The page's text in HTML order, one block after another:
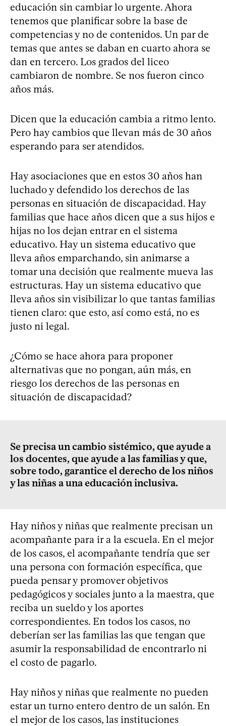
educación sin cambiar lo urgente. Ahora
tenemos que planificar sobre la base de
competencias y no de contenidos. Un par de
temas que antes se daban en cuarto ahora se
dan en tercero. Los grados del liceo
cambiaron de nombre. Se nos fueron cinco
años más.
Dicen que la educación cambia a ritmo lento.
Pero hay cambios que llevan más de 30 años
esperando para ser atendidos.
Hay asociaciones que en estos 30 años han
luchado y defendido los derechos de las
personas en situación de discapacidad. Hay
familias que hace años dicen que a sus hijos e
hijas no los dejan entrar en el sistema
educativo. Hay un sistema educativo que
lleva años emparchando, sin animarse a
tomar una decisión que realmente mueva las
estructuras. Hay un sistema educativo que
lleva años sin visibilizar lo que tantas familias
tienen claro: que esto, así como está, no es
justo ni legal.
¿Cómo se hace ahora para proponer
alternativas que no pongan, aún más, en
riesgo los derechos de las personas en
situación de discapacidad?
Se precisa un cambio sistémico, que ayude a
los docentes, que ayude a las familias y que,
sobre todo, garantice el derecho de los niños
y las niñas a una educación inclusiva.
Hay niños y niñas que realmente precisan un
acompañante para ir a la escuela. En el mejor
de los casos, el acompañante tendría que ser
una persona con formación específica, que
pueda pensar y promover objetivos
pedagógicos y sociales junto a la maestra, que
reciba un sueldo y los aportes
correspondientes. En todos los casos, no
deberían ser las familias las que tengan que
asumir la responsabilidad de encontrarlo ni
el costo de pagarlo.
Hay niños y niñas que realmente no pueden
estar un turno entero dentro de un salón. En
el mejor de los casos, las instituciones